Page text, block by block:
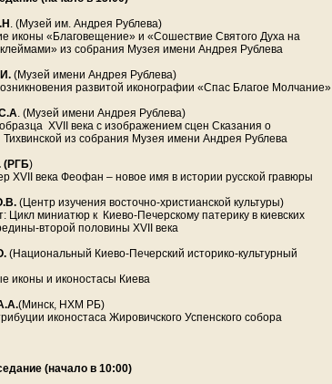
. (Музей им. Андрея Рублева)
иконы «Благовещение» и «Сошествие Святого Духа на
из собрания Музея имени Андрея Рублева
(Музей имени Андрея Рублева)
развитой иконографии «Спас Благое Молчание»
. (Музей имени Андрея Рублева)
XVII века с изображением сцен Сказания о
из собрания Музея имени Андрея Рублева
(РГБ)
XVII века Феофан – новое имя в истории русской гравюры
(Центр изучения восточно-христианской культуры)
Цикл миниатюр к Киево-Печерскому патерику в киевских
второй половины XVII века
(Национальный Киево-Печерский историко-культурный
иконы и иконостасы Киева
(Минск, НХМ РБ)
иконостаса Жировичского Успенского собора
(начало в 10:00)